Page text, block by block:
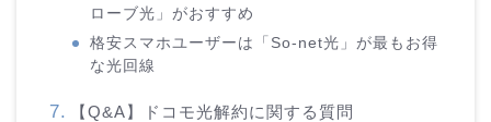
ローブ光」がおすすめ
格安スマホユーザーは「So-net光」が最もお得
な光回線
【Q&A】ドコモ光解約に関する質問